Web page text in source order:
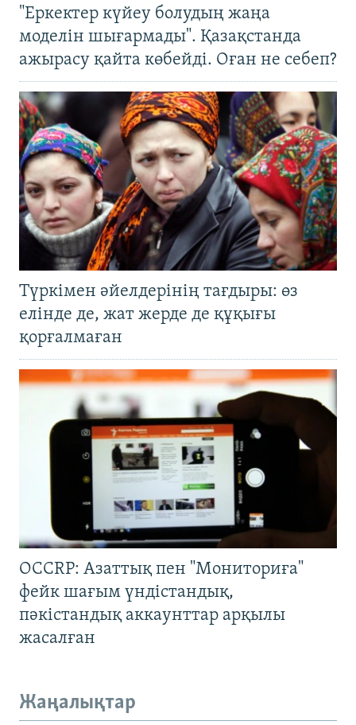
"Еркектер күйеу болудың жаңа
моделін шығармады". Қазақстанда
ажырасу қайта көбейді. Оған не себеп?
Түркімен әйелдерінің тағдыры: өз
елінде де, жат жерде де құқығы
қорғалмаған
OCCRP: Азаттық пен "Мониториға"
фейк шағым үндістандық,
пәкістандық аккаунттар арқылы
жасалған
Жаңалықтар